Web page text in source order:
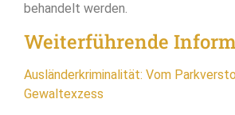
behandelt werden.
Weiterführende
Ausländerkriminalität: Vom
Gewaltexzess